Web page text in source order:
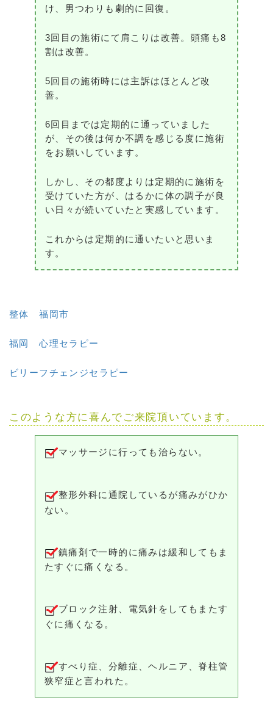
け、男つわりも劇的に回復。
3回目の施術にて肩こりは改善。頭痛も8
割は改善。
5回目の施術時には主訴はほとんど改
善。
6回目までは定期的に通っていました
が、その後は何か不調を感じる度に施術
をお願いしています。
しかし、その都度よりは定期的に施術を
受けていた方が、はるかに体の調子が良
い日々が続いていたと実感しています。
これからは定期的に通いたいと思いま
す。
整体 福岡市
福岡 心理セラピー
ビリーフチェンジセラピー
このような方に喜んでご来院頂いています。
マッサージに行っても治らない。
整形外科に通院しているが痛みがひか
ない。
鎮痛剤で一時的に痛みは緩和してもま
たすぐに痛くなる。
ブロック注射、電気針をしてもまたす
ぐに痛くなる。
すべり症、分離症、ヘルニア、脊柱管
狭窄症と言われた。